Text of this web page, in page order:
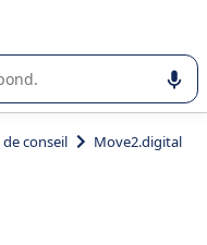
ou la sélection de
conseil Move2.digital